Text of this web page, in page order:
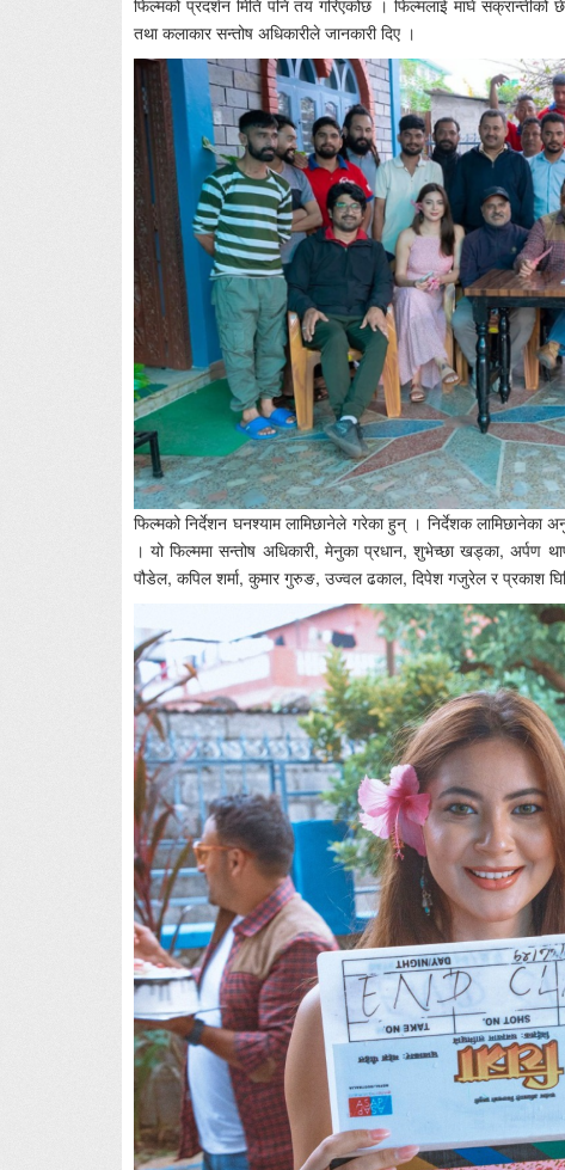
तथा कलाकार सन्तोष अधिकारीले जानकारी दिए ।
फिल्मको निर्देशन घनश्याम लामिछानेले गरेका हुन् । निर्देशक लामिछानेका
। यो फिल्ममा सन्तोष अधिकारी, मेनुका प्रधान, शुभेच्छा खड्का, अर्पण
पौडेल, कपिल शर्मा, कुमार गुरुङ, उज्वल ढकाल, दिपेश गजुरेल र प्रकाश